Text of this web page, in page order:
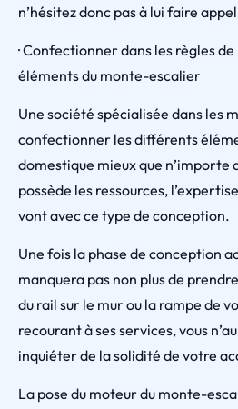
n’hésitez donc pas à lui faire
· Confectionner dans les règles
éléments du monte-escalier
Une société spécialisée dans les
confectionner les différents
domestique mieux que n’importe
possède les ressources,
vont avec ce type de conception.
Une fois la phase de conception
manquera pas non plus de
du rail sur le mur ou la rampe de
recourant à ses services, vous
inquiéter de la solidité de votre
La pose du moteur du monte-